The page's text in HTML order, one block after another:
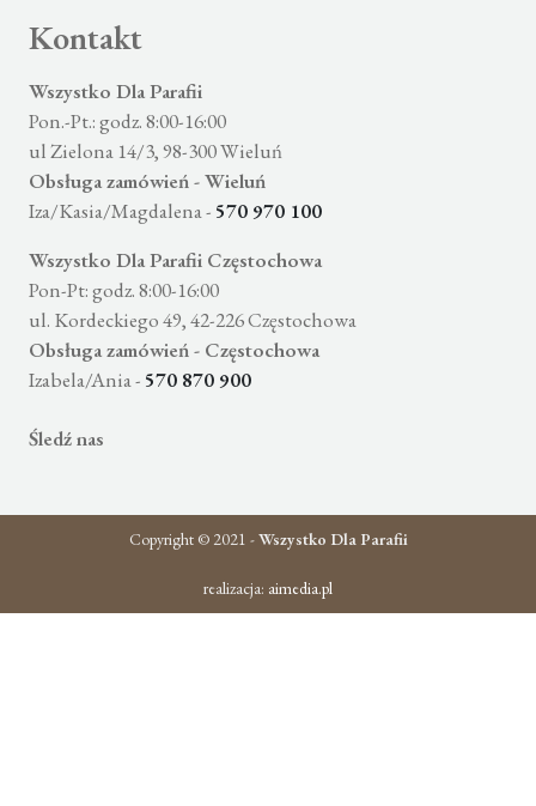
Kontakt
Wszystko Dla Parafii
Pon.-Pt.: godz. 8:00-16:00
ul Zielona 14/3, 98-300 Wieluń
Obsługa zamówień - Wieluń
Iza/Kasia/Magdalena - 570 970 100
Wszystko Dla Parafii Częstochowa
Pon-Pt: godz. 8:00-16:00
ul. Kordeckiego 49, 42-226 Częstochowa
Obsługa zamówień - Częstochowa
Izabela/Ania - 570 870 900
Śledź nas
Copyright © 2021 -Wszystko Dla Parafii
realizacja: aimedia.pl